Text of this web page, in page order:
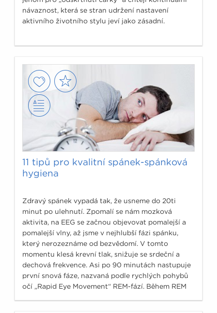
návaznost, která se stran udržení nastavení
aktivního životního stylu jeví jako zásadní.
11 tipů pro kvalitní spánek-spánková
hygiena
Zdravý spánek vypadá tak, že usneme do 20ti
minut po ulehnutí. Zpomalí se nám mozková
aktivita, na EEG se začnou objevovat pomalejší a
pomalejší vlny, až jsme v nejhlubší fázi spánku,
který nerozeznáme od bezvědomí. V tomto
momentu klesá krevní tlak, snižuje se srdeční a
dechová frekvence. Asi po 90 minutách nastupuje
první snová fáze, nazvaná podle rychlých pohybů
očí „Rapid Eye Movement“ REM-fází. Během REM